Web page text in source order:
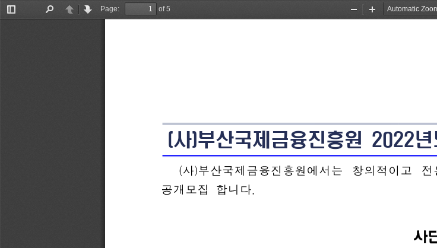
Toggle
PreviousNext
Page:
of 5
Zoom
Zoom
(사)부산국제금융진흥원 2022
(사)부산국제금융진흥원에서는창의적이고 전
공개모집
합니다
사